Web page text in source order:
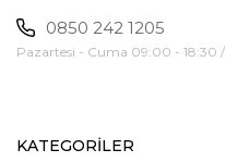
0850 242 1205
Pazartesi - Cuma 09:00 - 18:30
KATEGORİLER